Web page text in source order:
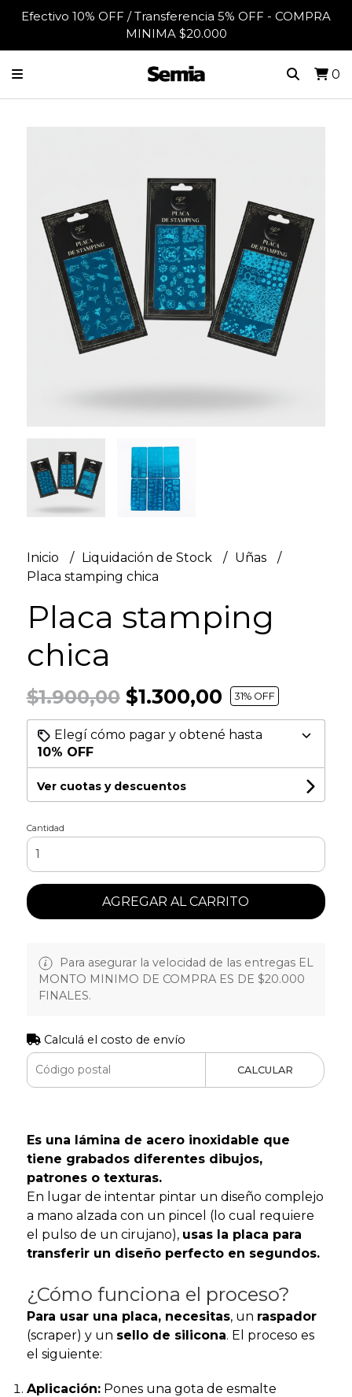
Efectivo 10% OFF / Transferencia 5% OFF - COMPRA
MINIMA $20.000
0
Inicio Liquidación de Stock
Uñas
Placa stamping chica
Placa stamping
chica
$1.900,00$1.300,00 31% OFF
Elegí cómo pagar y obtené hasta
10% OFF
Ver cuotas y descuentos
Cantidad
AGREGAR AL CARRITO
Para asegurar la velocidad de las entregas EL
MONTO MINIMO DE COMPRA ES DE $20.000
FINALES.
Calculá el costo de envío
CALCULAR
Es una lámina de acero inoxidable que
tiene grabados diferentes dibujos,
patrones o texturas.
En lugar de intentar pintar un diseño complejo
a mano alzada con un pincel (lo cual requiere
el pulso de un cirujano), usas la placa para
transferir un diseño perfecto en segundos.
¿Cómo funciona el proceso?
Para usar una placa, necesitas, un raspador
(scraper) y un sello de silicona. El proceso es
el siguiente:
Aplicación:Pones una gota de esmalte